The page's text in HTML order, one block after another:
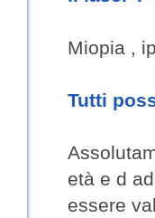
Miopia ,
Tutti
età e d
essere